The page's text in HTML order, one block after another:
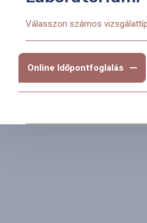
Válasszon számos
Online Időpontfoglalás